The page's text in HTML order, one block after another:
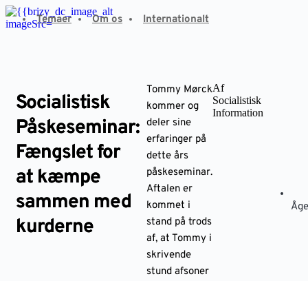
Fortsæt
til
Temaer Om os Internationalt
Socialistisk
Påskeseminar:
Fængslet for
at kæmpe
sammen med
kurderne
Tommy Mørck
kommer og
deler sine
erfaringer på
dette års
påskeseminar.
Aftalen er
kommet i
stand på trods
af, at Tommy i
skrivende
stund afsoner
Af
Socialistisk
Information